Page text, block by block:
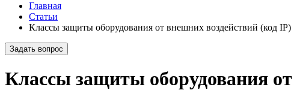
Главная
Статьи
Классы защиты оборудования от внешних воздействий (код IP)
Задать вопрос
Классы защиты оборудования